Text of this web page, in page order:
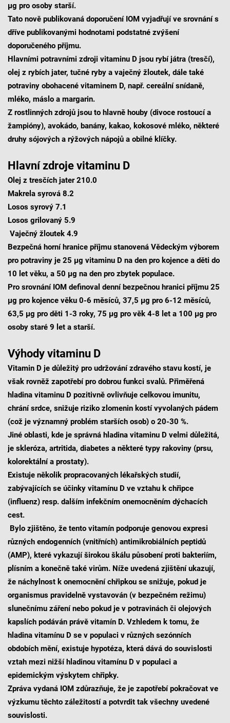
μg pro osoby starší.
Tato nově publikovaná doporučení IOM vyjadřují ve srovnání s
dříve publikovanými hodnotami podstatné zvýšení
doporučeného příjmu.
Hlavními potravními zdroji vitaminu D jsou rybí játra (tresčí),
olej z rybích jater, tučné ryby a vaječný žloutek, dále také
potraviny obohacené vitaminem D, např. cereální snídaně,
mléko, máslo a margarin.
Z rostlinných zdrojů jsou to hlavně houby (divoce rostoucí a
žampióny), avokádo, banány, kakao, kokosové mléko, některé
druhy sójových a rýžových nápojů a obilné klíčky.
Hlavní zdroje vitaminu D
Olej z tresčích jater 210.0
Makrela syrová 8.2
Losos syrový 7.1
Losos grilovaný 5.9
Vaječný žloutek 4.9
Bezpečná horní hranice příjmu stanovená Vědeckým výborem
pro potraviny je 25 μg vitaminu D na den pro kojence a děti do
10 let věku, a 50 μg na den pro zbytek populace.
Pro srovnání IOM definoval denní bezpečnou hranici příjmu 25
μg pro kojence věku 0-6 měsíců, 37,5 μg pro 6-12 měsíců,
63,5 μg pro děti 1-3 roky, 75 μg pro věk 4-8 let a 100 μg pro
osoby staré 9 let a starší.
Výhody vitaminu D
Vitamin D je důležitý pro udržování zdravého stavu kostí, je
však rovněž zapotřebí pro dobrou funkci svalů. Přiměřená
hladina vitaminu D pozitivně ovlivňuje celkovou imunitu,
chrání srdce, snižuje riziko zlomenin kostí vyvolaných pádem
(což je významný problém starších osob) o 20-30 %.
Jiné oblasti, kde je správná hladina vitaminu D velmi důležitá,
je skleróza, artritida, diabetes a některé typy rakoviny (prsu,
kolorektální a prostaty).
Existuje několik propracovaných lékařských studií,
zabývajících se účinky vitamínu D ve vztahu k chřipce
(influenz) resp. dalším infekčním onemocněním dýchacích
cest.
Bylo zjištěno, že tento vitamín podporuje genovou expresi
různých endogenních (vnitřních) antimikrobiálních peptidů
(AMP), které vykazují širokou škálu působení proti bakteriím,
plísním a konečně také virům. Níže uvedená zjištění ukazují,
že náchylnost k onemocnění chřipkou se snižuje, pokud je
organismus pravidelně vystavován (v bezpečném režimu)
slunečnímu záření nebo pokud je v potravinách či olejových
kapslích podáván právě vitamín D. Vzhledem k tomu, že
hladina vitamínu D se v populaci v různých sezónních
obdobích mění, existuje hypotéza, která dává do souvislosti
vztah mezi nižší hladinou vitamínu D v populaci a
epidemickým výskytem chřipky.
Zpráva vydaná IOM zdůrazňuje, že je zapotřebí pokračovat ve
výzkumu těchto záležitostí a potvrdit tak všechny uvedené
souvislosti.